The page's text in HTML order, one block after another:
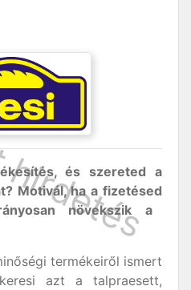
és szereted a
Motivál, ha a fizetésed
növekszik a
termékeiről ismert
azt a talpraesett,